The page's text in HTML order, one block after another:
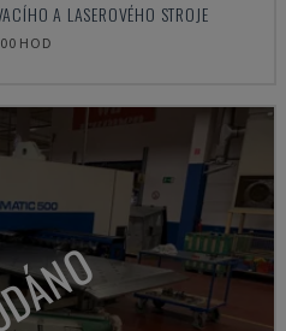
A LASEROVÉHO STROJE
HOD